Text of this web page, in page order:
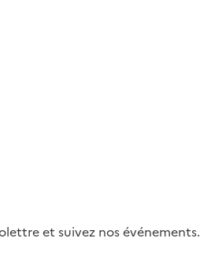
et suivez nos événements.